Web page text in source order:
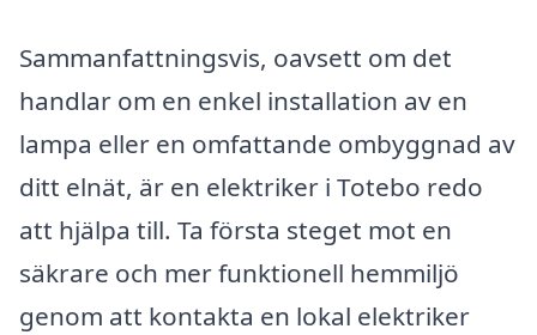
Sammanfattningsvis, oavsett om det
handlar om en enkel installation av en
lampa eller en omfattande ombyggnad av
ditt elnät, är en elektriker i Totebo redo
att hjälpa till. Ta första steget mot en
säkrare och mer funktionell hemmiljö
genom att kontakta en lokal elektriker